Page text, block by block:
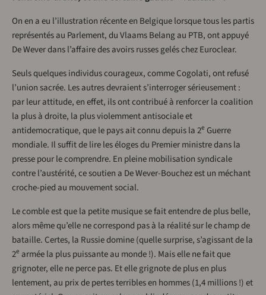
On en a eu l’illustration récente en Belgique lorsque tous les partis
représentés au Parlement, du Vlaams Belang au PTB, ont appuyé
De Wever dans l’affaire des avoirs russes gelés chez Euroclear.
Seuls quelques individus courageux, comme Cogolati, ont refusé
l’union sacrée. Les autres devraient s’interroger sérieusement :
par leur attitude, en effet, ils ont contribué à renforcer la coalition
la plus à droite, la plus violemment antisociale et
antidemocratique, que le pays ait connu depuis la 2e Guerre
mondiale. Il suffit de lire les éloges du Premier ministre dans la
presse pour le comprendre. En pleine mobilisation syndicale
contre l’austérité, ce soutien a De Wever-Bouchez est un méchant
croche-pied au mouvement social.
Le comble est que la petite musique se fait entendre de plus belle,
alors même qu’elle ne correspond pas à la réalité sur le champ de
bataille. Certes, la Russie domine (quelle surprise, s’agissant de la
2e armée la plus puissante au monde !). Mais elle ne fait que
grignoter, elle ne perce pas. Et elle grignote de plus en plus
lentement, au prix de pertes terribles en hommes (1,4 millions !) et